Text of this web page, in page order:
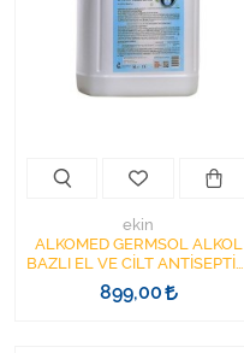
Kişisel Bakım ve Sağlık
Kişisel Bakım ve Sağlık
Ortopedi Ürünleri
Ortopedi Ürünleri
Sarf Malzemeleri
ekin
ALKOMED GERMSOL ALKOL
BAZLI EL VE CİLT ANTİSEPTİĞİ
5000ML DEZENFEKTAN 5LT
1BİDON
899,00